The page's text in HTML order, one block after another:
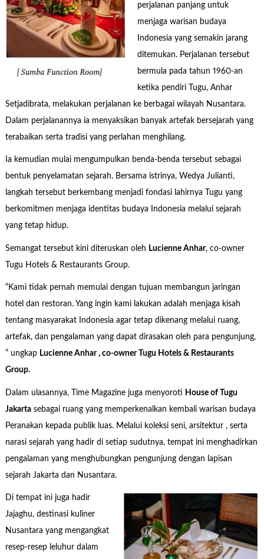
perjalanan panjang untuk
menjaga warisan budaya
Indonesia yang semakin jarang
ditemukan. Perjalanan tersebut
bermula pada tahun 1960-an
ketika pendiri Tugu, Anhar
Setjadibrata, melakukan perjalanan ke berbagai wilayah Nusantara.
Dalam perjalanannya ia menyaksikan banyak artefak bersejarah yang
terabaikan serta tradisi yang perlahan menghilang.
Ia kemudian mulai mengumpulkan benda-benda tersebut sebagai
bentuk penyelamatan sejarah. Bersama istrinya, Wedya Julianti,
langkah tersebut berkembang menjadi fondasi lahirnya Tugu yang
berkomitmen menjaga identitas budaya Indonesia melalui sejarah
yang tetap hidup.
Semangat tersebut kini diteruskan oleh Lucienne Anhar, co-owner
Tugu Hotels & Restaurants Group.
“Kami tidak pernah memulai dengan tujuan membangun jaringan
hotel dan restoran. Yang ingin kami lakukan adalah menjaga kisah
tentang masyarakat Indonesia agar tetap dikenang melalui ruang,
artefak, dan pengalaman yang dapat dirasakan oleh para pengunjung,
” ungkap Lucienne Anhar , co-owner Tugu Hotels & Restaurants
Group.
Dalam ulasannya, Time Magazine juga menyoroti House of Tugu
Jakartasebagai ruang yang memperkenalkan kembali warisan budaya
Peranakan kepada publik luas. Melalui koleksi seni, arsitektur , serta
narasi sejarah yang hadir di setiap sudutnya, tempat ini menghadirkan
pengalaman yang menghubungkan pengunjung dengan lapisan
sejarah Jakarta dan Nusantara.
Di tempat ini juga hadir
Jajaghu, destinasi kuliner
Nusantara yang mengangkat
resep-resep leluhur dalam